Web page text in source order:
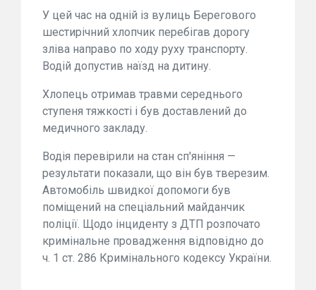
У цей час на одній із вулиць Берегового
шестирічний хлопчик перебігав дорогу
зліва направо по ходу руху транспорту.
Водій допустив наїзд на дитину.
Хлопець отримав травми середнього
ступеня тяжкості і був доставлений до
медичного закладу.
Водія перевірили на стан сп'яніння —
результати показали, що він був тверезим.
Автомобіль швидкої допомоги був
поміщений на спеціальний майданчик
поліції. Щодо інциденту з ДТП розпочато
кримінальне провадження відповідно до
ч. 1 ст. 286 Кримінального кодексу України.